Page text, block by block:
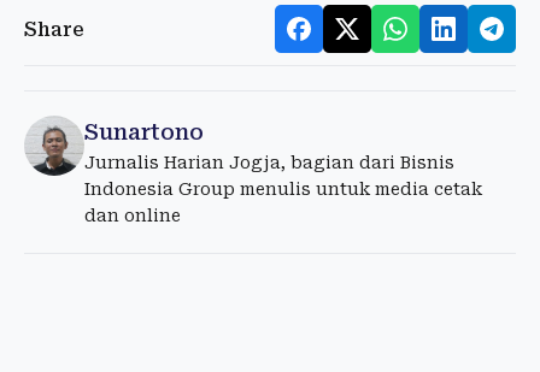
Share
Sunartono
Jurnalis Harian Jogja, bagian dari Bisnis
Indonesia Group menulis untuk media cetak
dan online